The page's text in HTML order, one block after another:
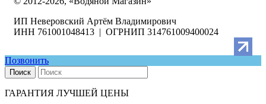
ИП Неверовский Артём Владимирович
ИНН 761001048413 | ОГРНИП 314761009400024
Позвонить
Поиск
ГАРАНТИЯ ЛУЧШЕЙ ЦЕНЫ